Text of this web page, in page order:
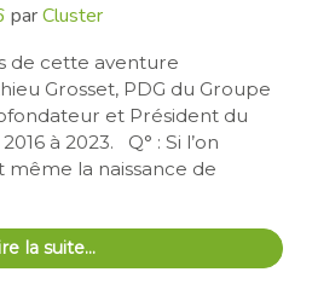
parCluster
de cette aventure
Grosset, PDG du Groupe
et Président du
à 2023. Q° : Si l’on
même la naissance de
la suite…